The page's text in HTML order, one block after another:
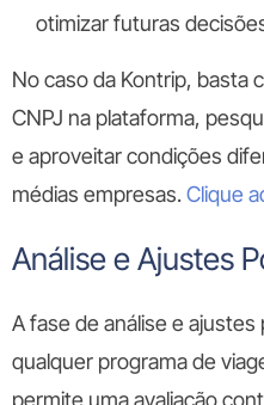
otimizar futuras
No caso da Kontrip, basta
CNPJ na plataforma,
e aproveitar condições
médias empresas.Clique
Análise e Ajustes
A fase de análise e
qualquer programa de
permite uma avaliação